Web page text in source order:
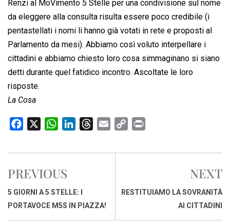
Renzi al MoVimento 5 Stelle per una condivisione sul nome
da eleggere alla consulta risulta essere poco credibile (i
pentastellati i nomi li hanno già votati in rete e proposti al
Parlamento da mesi). Abbiamo così voluto interpellare i
cittadini e abbiamo chiesto loro cosa simmaginano si siano
detti durante quel fatidico incontro. Ascoltate le loro
risposte.
La Cosa
c
b
o
o
W
a
s
A
p
n
d
r
s
a
p
i
i
PREVIOUS
5 GIORNI A 5 STELLE: I
PORTAVOCE M5S IN PIAZZA!
NEXT
RESTITUIAMO LA SOVRANITÀ
AI CITTADINI